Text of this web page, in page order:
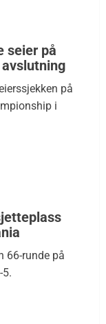
seier på
på
i
66-runde på